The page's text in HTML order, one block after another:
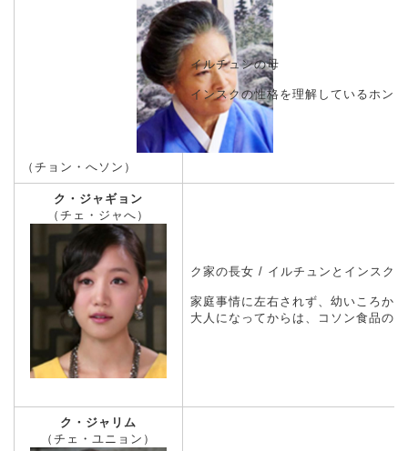
（チョン・へソン）
イルチュンの母
インスクの性格を理解しているホン
ク・ジャギョン
（チェ・ジャへ）
ク家の長女 / イルチュンとインスク
家庭事情に左右されず、幼いころか
大人になってからは、コソン食品の
ク・ジャリム
（チェ・ユニョン）